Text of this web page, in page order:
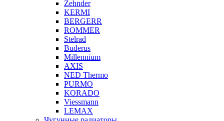
Zehnder
KERMI
BERGERR
ROMMER
Stelrad
Buderus
Millennium
AXIS
NED Thermo
PURMO
KORADO
Viessmann
LEMAX